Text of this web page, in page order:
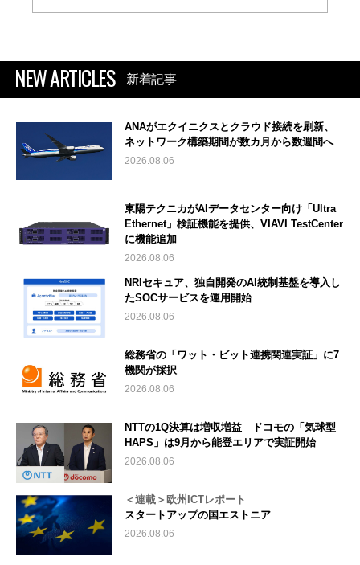
NEW ARTICLES 新着記事
ANAがエクイニクスとクラウド接続を刷新、
ネットワーク構築期間が数カ月から数週間へ
2026.08.06
東陽テクニカがAIデータセンター向け「Ultra
Ethernet」検証機能を提供、VIAVI TestCenter
に機能追加
2026.08.06
NRIセキュア、独自開発のAI統制基盤を導入し
たSOCサービスを運用開始
2026.08.06
総務省の「ワット・ビット連携関連実証」に7
機関が採択
2026.08.06
NTTの1Q決算は増収増益 ドコモの「気球型
HAPS」は9月から能登エリアで実証開始
2026.08.06
＜連載＞欧州ICTレポート
スタートアップの国エストニア
2026.08.06